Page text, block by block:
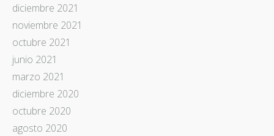
diciembre 2021
noviembre 2021
octubre 2021
junio 2021
marzo 2021
diciembre 2020
octubre 2020
agosto 2020